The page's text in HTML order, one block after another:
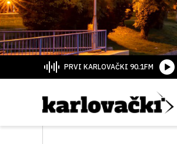
PRVI KARLOVAČKI 90.1FM